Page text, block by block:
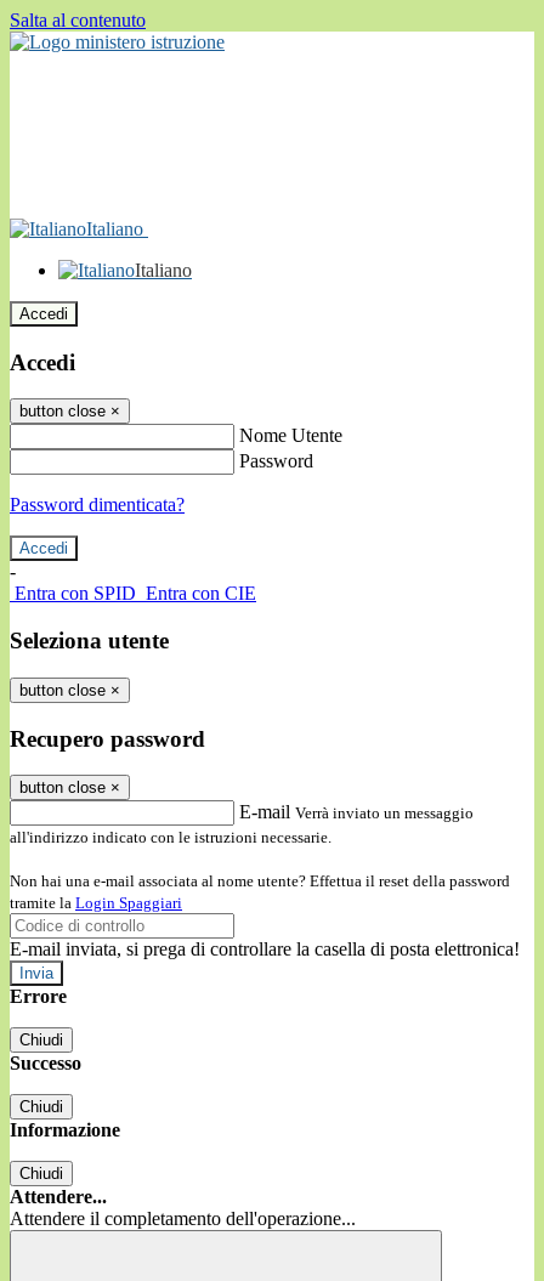
Salta al contenuto
Italiano
Italiano
Accedi
Accedi
button close ×
Nome Utente
Password
Password dimenticata?
-
Entra con SPID Entra con CIE
Seleziona utente
button close ×
Recupero password
button close ×
E-mail Verrà inviato un messaggio
all'indirizzo indicato con le istruzioni necessarie.
Non hai una e-mail associata al nome utente? Effettua il reset della password
tramite la Login Spaggiari
E-mail inviata, si prega di controllare la casella di posta elettronica!
Errore
Chiudi
Successo
Chiudi
Informazione
Chiudi
Attendere...
Attendere il completamento dell'operazione...